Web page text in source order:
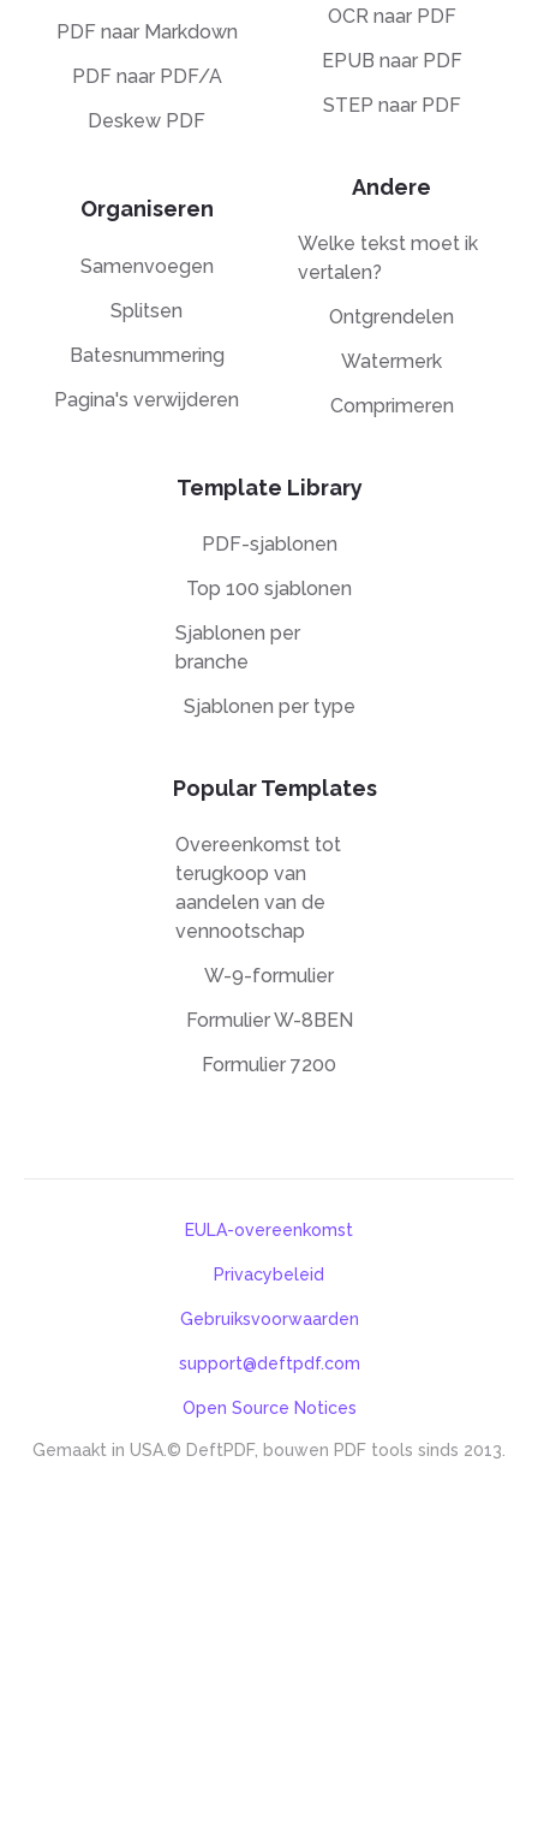
PDF naar Markdown
PDF naar PDF/A
Deskew PDF
Organiseren
Samenvoegen
Splitsen
Batesnummering
Pagina's verwijderen
OCR naar PDF
EPUB naar PDF
STEP naar PDF
Andere
Welke tekst moet ik
vertalen?
Ontgrendelen
Watermerk
Comprimeren
Template Library
PDF-sjablonen
Top 100 sjablonen
Sjablonen per
branche
Sjablonen per type
Popular Templates
Overeenkomst tot
terugkoop van
aandelen van de
vennootschap
W-9-formulier
Formulier W-8BEN
Formulier 7200
Gemaakt in USA. © DeftPDF, bouwen PDF tools sinds 2013.
EULA-overeenkomst
Privacybeleid
Gebruiksvoorwaarden
support@deftpdf.com
Open Source Notices